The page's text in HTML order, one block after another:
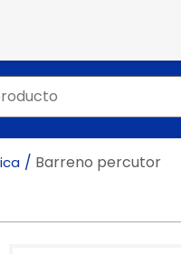
Barreno percutor